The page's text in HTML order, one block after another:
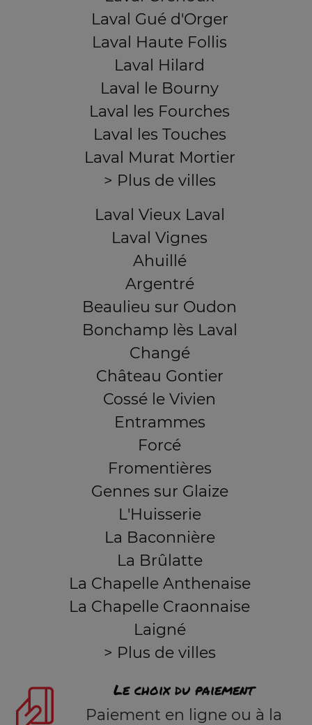
Laval Gué d'Orger
Laval Haute Follis
Laval Hilard
Laval le Bourny
Laval les Fourches
Laval les Touches
Laval Murat Mortier
> Plus de villes
Laval Vieux Laval
Laval Vignes
Ahuillé
Argentré
Beaulieu sur Oudon
Bonchamp lès Laval
Changé
Château Gontier
Cossé le Vivien
Entrammes
Forcé
Fromentières
Gennes sur Glaize
L'Huisserie
La Baconnière
La Brûlatte
La Chapelle Anthenaise
La Chapelle Craonnaise
Laigné
> Plus de villes
Le choix du paiement
Paiement en ligne ou à la